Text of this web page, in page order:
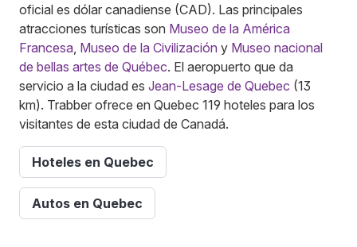
oficial es dólar canadiense (CAD). Las principales
atracciones turísticas son Museo de la América
Francesa, Museo de la Civilización y Museo nacional
de bellas artes de Québec. El aeropuerto que da
servicio a la ciudad es Jean-Lesage de Quebec (13
km). Trabber ofrece en Quebec 119 hoteles para los
visitantes de esta ciudad de Canadá.
Hoteles en Quebec
Autos en Quebec